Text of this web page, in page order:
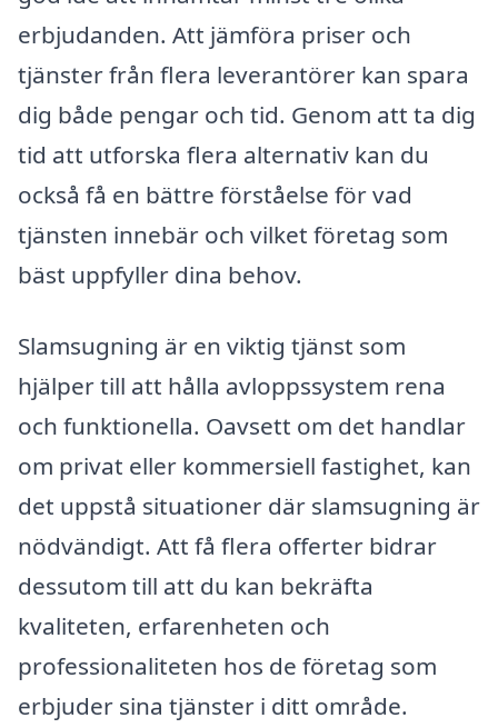
erbjudanden. Att jämföra priser och
tjänster från flera leverantörer kan spara
dig både pengar och tid. Genom att ta dig
tid att utforska flera alternativ kan du
också få en bättre förståelse för vad
tjänsten innebär och vilket företag som
bäst uppfyller dina behov.
Slamsugning är en viktig tjänst som
hjälper till att hålla avloppssystem rena
och funktionella. Oavsett om det handlar
om privat eller kommersiell fastighet, kan
det uppstå situationer där slamsugning är
nödvändigt. Att få flera offerter bidrar
dessutom till att du kan bekräfta
kvaliteten, erfarenheten och
professionaliteten hos de företag som
erbjuder sina tjänster i ditt område.